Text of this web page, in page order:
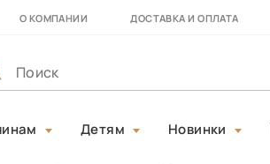
О КОМПАНИИ ДОСТАВКА И ОПЛАТА
Детям Новинки